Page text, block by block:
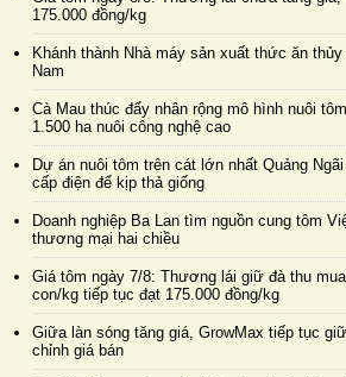
175.000 đồng/kg
Khánh thành Nhà máy sản xuất thức ăn
Nam
Cà Mau thúc đẩy nhân rộng mô hình nuôi
1.500 ha nuôi công nghệ cao
Dự án nuôi tôm trên cát lớn nhất Quảng
cấp điện để kịp thả giống
Doanh nghiệp Ba Lan tìm nguồn cung tôm
thương mại hai chiều
Giá tôm ngày 7/8: Thương lái giữ đà thu
con/kg tiếp tục đạt 175.000 đồng/kg
Giữa làn sóng tăng giá, GrowMax tiếp tục
chỉnh giá bán